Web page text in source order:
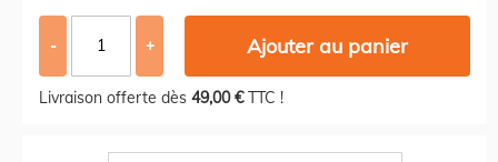
- + Ajouter au panier
Livraison offerte dès 49,00 €TTC !